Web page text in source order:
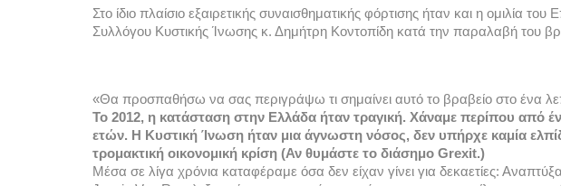
Στο ίδιο πλαίσιο εξαιρετικής συναισθηματικής φόρτισης ήταν και η ομιλία
Συλλόγου Κυστικής Ίνωσης κ. Δημήτρη Κοντοπίδη κατά την παραλαβή του
«Θα προσπαθήσω να σας περιγράψω τι σημαίνει αυτό το βραβείο στο ένα
Το 2012, η κατάσταση στην Ελλάδα ήταν τραγική. Χάναμε περίπου από
ετών. Η Κυστική Ίνωση ήταν μια άγνωστη νόσος, δεν υπήρχε καμία
τρομακτική οικονομική κρίση (Αν θυμάστε το διάσημο Grexit.)
Μέσα σε λίγα χρόνια καταφέραμε όσα δεν είχαν γίνει για δεκαετίες: